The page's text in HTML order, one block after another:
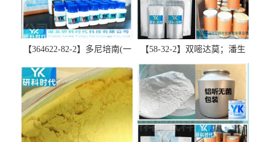
【364622-82-2】多尼培南(一
精品科研试剂-湖北研科时代
科技-“研”无止境;“科”学创
新！支持三方验证；支持定
制；检测图谱；MSDS等技术
【58-32-2】双嘧达莫；潘生
丁-精品科研试剂-湖北研科时
代科技-“研”无止境;“科”学创
新！支持三方验证；支持定
制；检测图谱；MSDS等技术
支持！